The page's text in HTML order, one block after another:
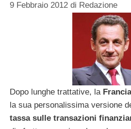
9 Febbraio 2012 di Redazione
Dopo lunghe trattative, la Francia
la sua personalissima versione
tassa sulle transazioni